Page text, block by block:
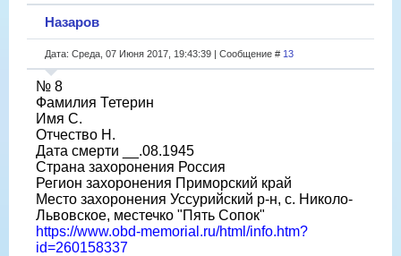
Назаров
Дата: Среда, 07 Июня 2017, 19:43:39 | Сообщение # 13
№ 8
Фамилия Тетерин
Имя С.
Отчество Н.
Дата смерти __.08.1945
Страна захоронения Россия
Регион захоронения Приморский край
Место захоронения Уссурийский р-н, с. Николо-
Львовское, местечко "Пять Сопок"
https://www.obd-memorial.ru/html/info.htm?
id=260158337